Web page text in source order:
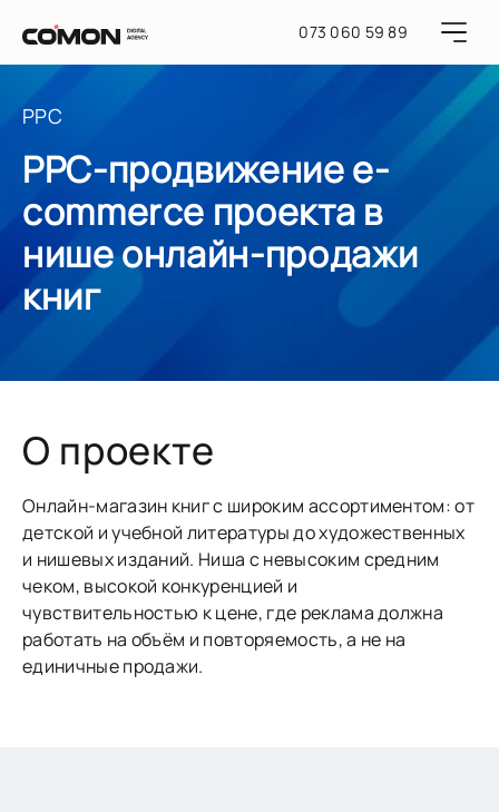
073 060 59 89
PPC
PPC-продвижение e-
commerce проекта в
нише онлайн-продажи
книг
О проекте
Онлайн-магазин книг с широким ассортиментом: от
детской и учебной литературы до художественных
и нишевых изданий. Ниша с невысоким средним
чеком, высокой конкуренцией и
чувствительностью к цене, где реклама должна
работать на объём и повторяемость, а не на
единичные продажи.